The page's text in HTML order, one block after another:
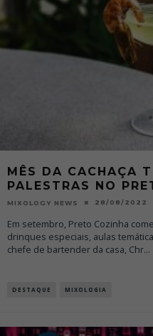
MÊS DA CACHAÇA
PALESTRAS NO
MIXOLOGY NEWS 28/08/2022
Em setembro, Preto Cozinha
drinques especiais, aulas
chefe de bartender da casa, Chr...
DESTAQUE MIXOLOGIA